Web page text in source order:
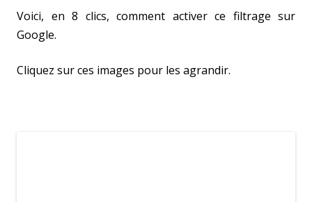
Voici, en 8 clics, comment activer ce filtrage sur
Google.
Cliquez sur ces images pour les agrandir.